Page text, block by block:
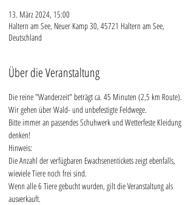
13. März 2024, 15:00
Haltern am See, Neuer Kamp 30, 45721 Haltern am See,
Deutschland
Über die Veranstaltung
Die reine "Wanderzeit" beträgt ca. 45 Minuten (2,5 km Route).
Wir gehen über Wald- und unbefestigte Feldwege.
Bitte immer an passendes Schuhwerk und Wetterfeste Kleidung
denken!
Hinweis:
Die Anzahl der verfügbaren Ewachsenentickets zeigt ebenfalls,
wieviele Tiere noch frei sind.
Wenn alle 6 Tiere gebucht wurden, gilt die Veranstaltung als
ausverkauft.